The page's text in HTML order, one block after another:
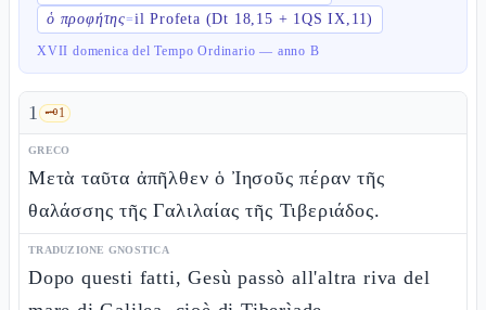
ὁ προφήτης=il Profeta (Dt 18,15 + 1QS IX,11)
XVII domenica del Tempo Ordinario — anno B
1 🗝️1
GRECO
Μετὰ ταῦτα ἀπῆλθεν ὁ Ἰησοῦς πέραν τῆς
θαλάσσης τῆς Γαλιλαίας τῆς Τιβεριάδος.
TRADUZIONE GNOSTICA
Dopo questi fatti, Gesù passò all'altra riva del